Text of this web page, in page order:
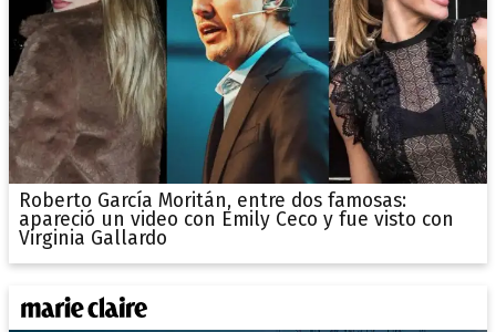
Roberto García Moritán, entre dos famosas:
apareció un video con Emily Ceco y fue visto con
Virginia Gallardo